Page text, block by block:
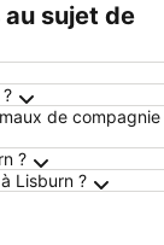
sujet de
de compagnie
?
Lisburn ?